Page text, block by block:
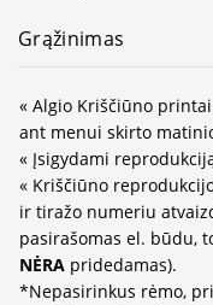
Grąžinimas
« Algio Kriščiūno
ant menui skirto
« Įsigydami
« Kriščiūno
ir tiražo numeriu
pasirašomas el. būdu,
NĖRA pridedamas).
*Nepasirinkus rėmo,